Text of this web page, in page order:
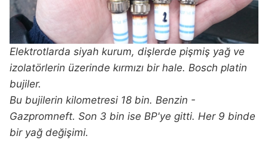
Elektrotlarda siyah kurum, dişlerde pişmiş yağ ve
izolatörlerin üzerinde kırmızı bir hale. Bosch platin
bujiler.
Bu bujilerin kilometresi 18 bin. Benzin -
Gazpromneft. Son 3 bin ise BP'ye gitti. Her 9 binde
bir yağ değişimi.